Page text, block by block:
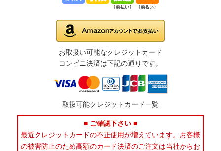
お取扱い可能なクレジットカード
コンビニ決済は下記の通りです。
取扱可能クレジットカード一覧
■ ご確認下さい ■
最近クレジットカードの不正使用が増えています。お客様
の被害防止のため高額のカード決済のご注文は当社からお